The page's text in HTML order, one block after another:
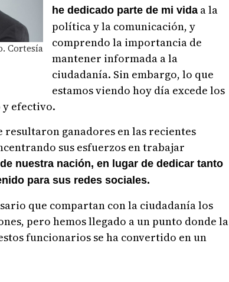
Cortesía
he dedicado parte de mi vida a la
política y la comunicación, y
comprendo la importancia de
mantener informada a la
ciudadanía. Sin embargo, lo que
estamos viendo hoy día excede los
y efectivo.
resultaron ganadores en las recientes
sus esfuerzos en trabajar
de nuestra nación, en lugar de dedicar tanto
para sus redes sociales.
que compartan con la ciudadanía los
pero hemos llegado a un punto donde la
funcionarios se ha convertido en un